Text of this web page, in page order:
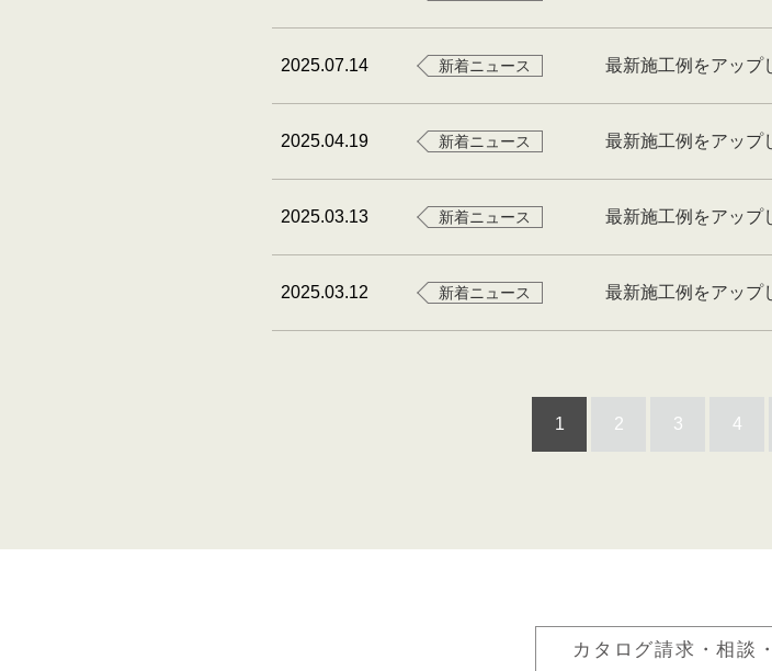
2025.07.14 新着ニュース 最新施工例をアップ
2025.04.19 新着ニュース 最新施工例をアップ
2025.03.13 新着ニュース 最新施工例をアップ
2025.03.12 新着ニュース 最新施工例をアップ
1 2 3 4
カタログ請求・相談